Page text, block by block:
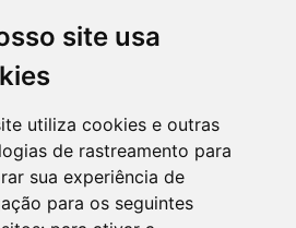
site usa
utiliza cookies e outras
de rastreamento para
sua experiência de
para os seguintes